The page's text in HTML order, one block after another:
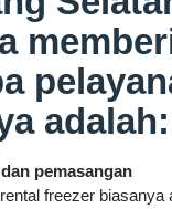
adalah:
pemasangan
freezer biasanya